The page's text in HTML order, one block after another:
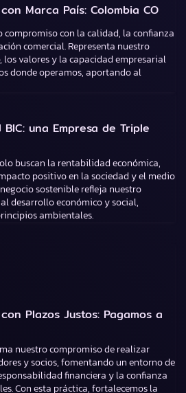
Marca País: Colombia CO
compromiso con la calidad, la confianza
comercial. Representa nuestro
valores y la capacidad empresarial
donde operamos, aportando al
una Empresa de Triple
buscan la rentabilidad económica,
positivo en la sociedad y el medio
sostenible refleja nuestro
desarrollo económico y social,
ambientales.
Plazos Justos: Pagamos a
nuestro compromiso de realizar
y socios, fomentando un entorno de
financiera y la confianza
Con esta práctica, fortalecemos la